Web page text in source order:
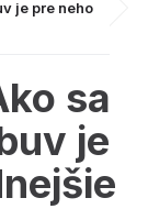
je pre neho
sa
je